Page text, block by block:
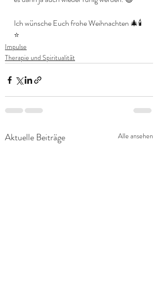
Ich wünsche Euch frohe Weihnachten 🎄🕯️
⭐
Impulse
Therapie und Spiritualität
Aktuelle Beiträge Alle ansehen